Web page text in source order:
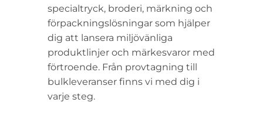
specialtryck, broderi, märkning och
förpackningslösningar som hjälper
dig att lansera miljövänliga
produktlinjer och märkesvaror med
förtroende. Från provtagning till
bulkleveranser finns vi med dig i
varje steg.